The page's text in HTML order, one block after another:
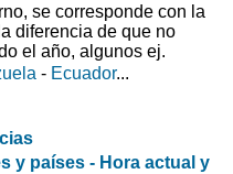
se corresponde con la
diferencia de que no
el año, algunos ej.
- Ecuador...